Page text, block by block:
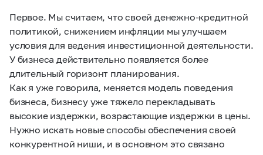
Первое. Мы считаем, что своей денежно-кредитной
политикой, снижением инфляции мы улучшаем
условия для ведения инвестиционной деятельности.
У бизнеса действительно появляется более
длительный горизонт планирования.
Как я уже говорила, меняется модель поведения
бизнеса, бизнесу уже тяжело перекладывать
высокие издержки, возрастающие издержки в цены.
Нужно искать новые способы обеспечения своей
конкурентной ниши, и в основном это связано